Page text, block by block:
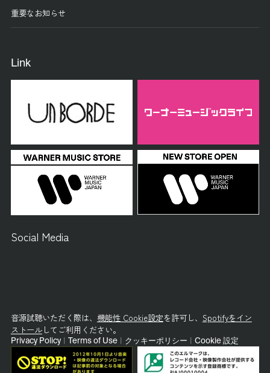
重要なお知らせ
Link
Social Media
音源試聴いただく際は、 機能性 Cookie設定を許可し、 Spotifyをイン
ストールしてご利用ください。
Privacy Policy Terms of Use クッキーポリシー Cookie 設定